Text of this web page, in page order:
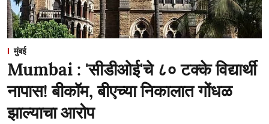
मुंबई
Mumbai : 'सीडीओई'चे ८० टक्के विद्यार्थी
नापास! बीकॉम, बीएच्या निकालात गोंधळ
झाल्याचा आरोप